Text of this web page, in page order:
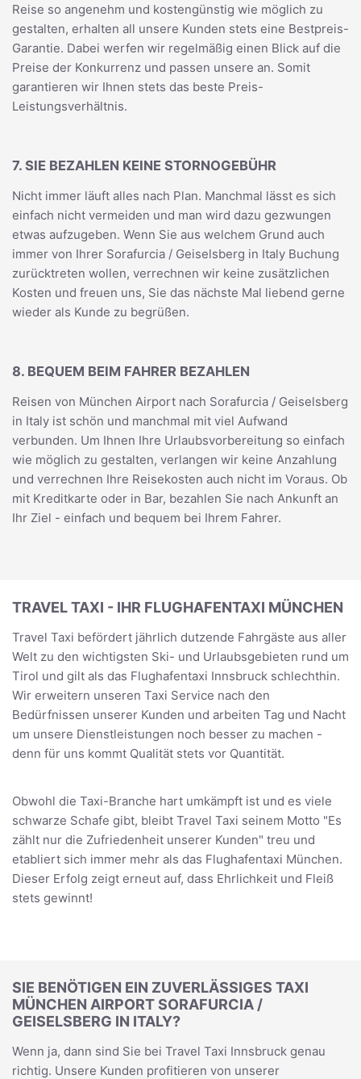
Reise so angenehm und kostengünstig wie möglich zu
gestalten, erhalten all unsere Kunden stets eine Bestpreis-
Garantie. Dabei werfen wir regelmäßig einen Blick auf die
Preise der Konkurrenz und passen unsere an. Somit
garantieren wir Ihnen stets das beste Preis-
Leistungsverhältnis.
7. SIE BEZAHLEN KEINE STORNOGEBÜHR
Nicht immer läuft alles nach Plan. Manchmal lässt es sich
einfach nicht vermeiden und man wird dazu gezwungen
etwas aufzugeben. Wenn Sie aus welchem Grund auch
immer von Ihrer Sorafurcia / Geiselsberg in Italy Buchung
zurücktreten wollen, verrechnen wir keine zusätzlichen
Kosten und freuen uns, Sie das nächste Mal liebend gerne
wieder als Kunde zu begrüßen.
8. BEQUEM BEIM FAHRER BEZAHLEN
Reisen von München Airport nach Sorafurcia / Geiselsberg
in Italy ist schön und manchmal mit viel Aufwand
verbunden. Um Ihnen Ihre Urlaubsvorbereitung so einfach
wie möglich zu gestalten, verlangen wir keine Anzahlung
und verrechnen Ihre Reisekosten auch nicht im Voraus. Ob
mit Kreditkarte oder in Bar, bezahlen Sie nach Ankunft an
Ihr Ziel - einfach und bequem bei Ihrem Fahrer.
TRAVEL TAXI - IHR FLUGHAFENTAXI MÜNCHEN
Travel Taxi befördert jährlich dutzende Fahrgäste aus aller
Welt zu den wichtigsten Ski- und Urlaubsgebieten rund um
Tirol und gilt als das Flughafentaxi Innsbruck schlechthin.
Wir erweitern unseren Taxi Service nach den
Bedürfnissen unserer Kunden und arbeiten Tag und Nacht
um unsere Dienstleistungen noch besser zu machen -
denn für uns kommt Qualität stets vor Quantität.
Obwohl die Taxi-Branche hart umkämpft ist und es viele
schwarze Schafe gibt, bleibt Travel Taxi seinem Motto "Es
zählt nur die Zufriedenheit unserer Kunden" treu und
etabliert sich immer mehr als das Flughafentaxi München.
Dieser Erfolg zeigt erneut auf, dass Ehrlichkeit und Fleiß
stets gewinnt!
SIE BENÖTIGEN EIN ZUVERLÄSSIGES TAXI
MÜNCHEN AIRPORT SORAFURCIA /
GEISELSBERG IN ITALY?
Wenn ja, dann sind Sie bei Travel Taxi Innsbruck genau
richtig. Unsere Kunden profitieren von unserer